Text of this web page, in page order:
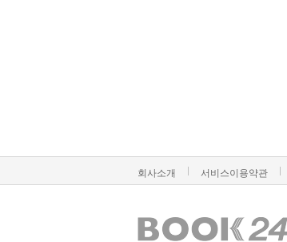
회사소개 서비스이용약관